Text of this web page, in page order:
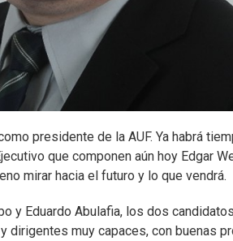
presidente de la AUF. Ya habrá
que componen aún hoy Edgar
mirar hacia el futuro y lo que vendrá.
y Eduardo Abulafia, los dos
dirigentes muy capaces, con buenas